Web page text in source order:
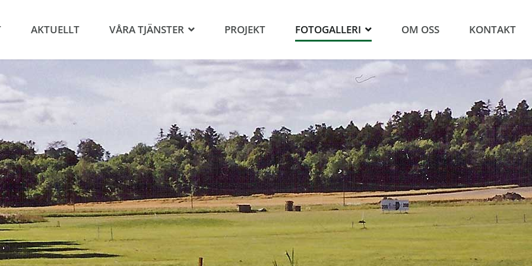
AKTUELLT VÅRA TJÄNSTER PROJEKT FOTOGALLERI OM OSS KONTAKT